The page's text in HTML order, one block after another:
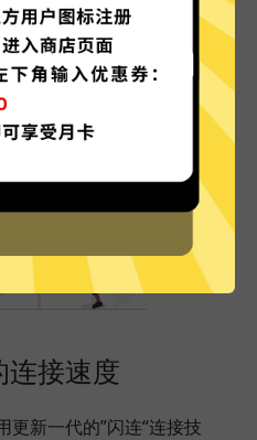
器的特色
连接速度
更新一代的”闪连“连接技